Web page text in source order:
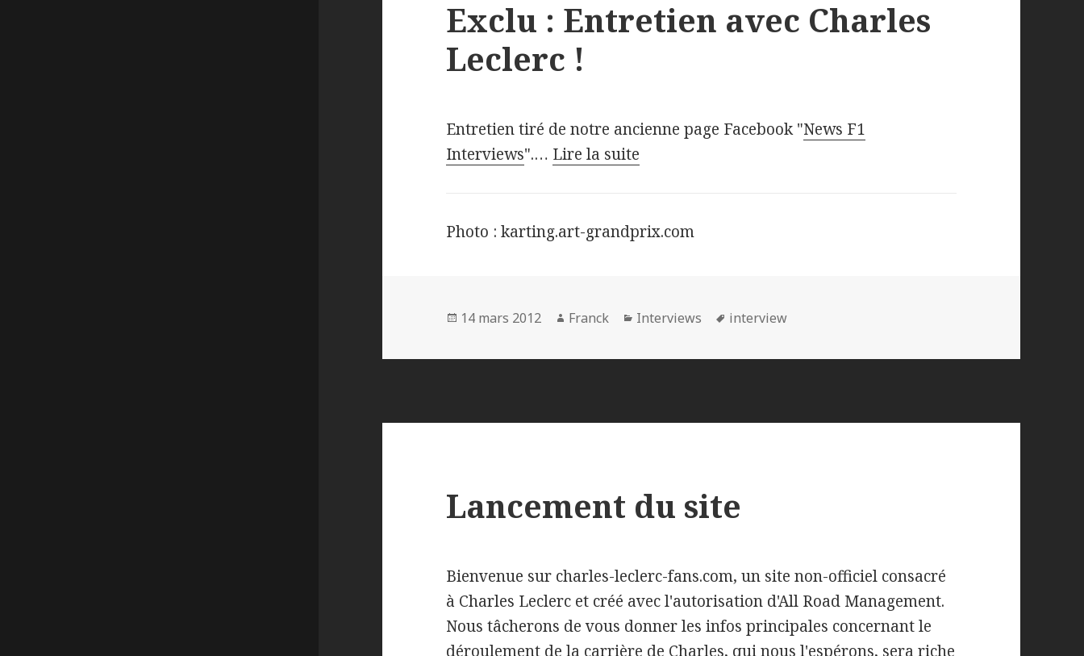
Exclu : Entretien avec Charles
Leclerc !
Entretien tiré de notre ancienne page Facebook "News F1
Interviews".… Lire la suite
Photo : karting.art-grandprix.com
Publié
14 mars 2012 Auteur
Franck Catégories
Interviews
Mots-
interview
Lancement du site
Bienvenue sur charles-leclerc-fans.com, un site non-officiel consacré
à Charles Leclerc et créé avec l'autorisation d'All Road Management.
Nous tâcherons de vous donner les infos principales concernant le
déroulement de la carrière de Charles, qui nous l'espérons, sera riche